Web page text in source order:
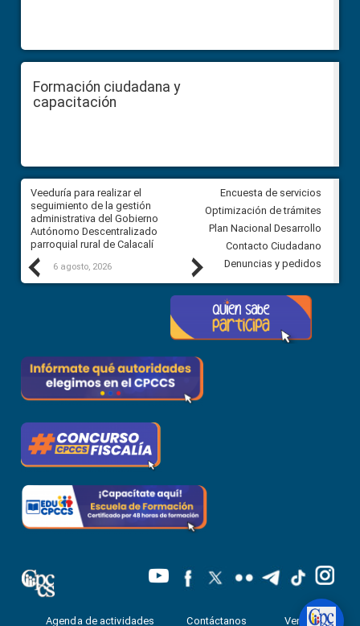
Formación ciudadana y
capacitación
Previous
Veeduría para realizar el
seguimiento de la gestión
administrativa del Gobierno
Autónomo Descentralizado
parroquial rural de Calacalí
6 agosto, 2026
Veeduría para vigilar los
derivados de la Audiencia
comunidad Urbina, parroquia
Carolina
5 agosto, 2026
Next
Encuesta de servicios
Optimización de trámites
Plan Nacional Desarrollo
Contacto Ciudadano
Denuncias y pedidos
Agenda de actividades Contáctanos Ventanilla